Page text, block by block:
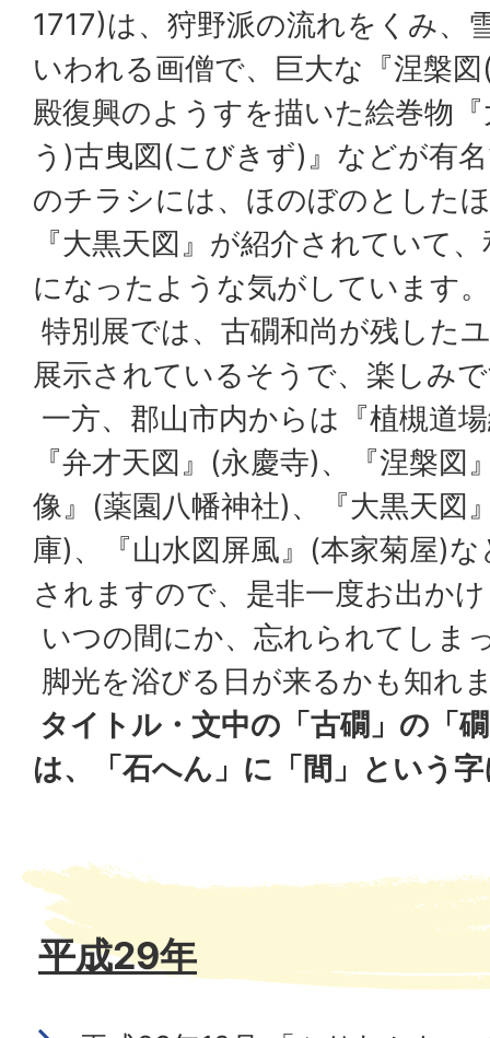
1717)は、狩野派の流れをくみ、
いわれる画僧で、巨大な『涅槃
殿復興のようすを描いた絵巻物
う)古曳図(こびきず)』などが有
のチラシには、ほのぼのとした
『大黒天図』が紹介されていて
になったような気がしています。
特別展では、古礀和尚が残した
展示されているそうで、楽しみ
一方、郡山市内からは『植槻道
『弁才天図』(永慶寺)、『涅槃図
像』(薬園八幡神社)、『大黒天図
庫)、『山水図屏風』(本家菊屋)
されますので、是非一度お出か
いつの間にか、忘れられてしま
脚光を浴びる日が来るかも知れ
タイトル・文中の「古礀」の「
は、「石へん」に「間」という
平成29年